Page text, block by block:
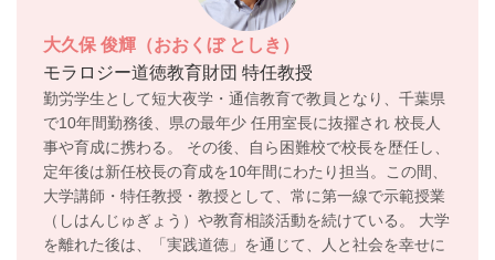
大久保 俊輝（おおくぼ としき）
モラロジー道徳教育財団 特任教授
勤労学生として短大夜学・通信教育で教員となり、千葉県
で10年間勤務後、県の最年少 任用室長に抜擢され 校長人
事や育成に携わる。 その後、自ら困難校で校長を歴任し、
定年後は新任校長の育成を10年間にわたり担当。この間、
大学講師・特任教授・教授として、常に第一線で示範授業
（しはんじゅぎょう）や教育相談活動を続けている。 大学
を離れた後は、「実践道徳」を通じて、人と社会を幸せに